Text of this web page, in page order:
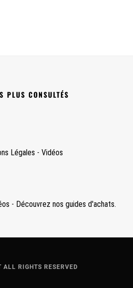
PLUS CONSULTÉS
Légales - Vidéos
- Découvrez nos guides d'achats.
ALL RIGHTS RESERVED